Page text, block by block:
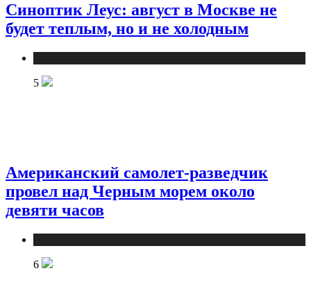
Синоптик Леус: август в Москве не
будет теплым, но и не холодным
5
Американский самолет-разведчик
провел над Черным морем около
девяти часов
6